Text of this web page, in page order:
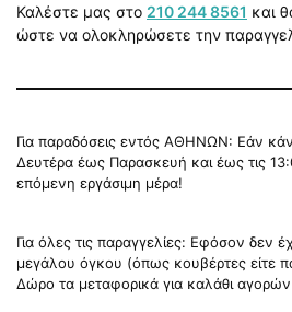
Καλέστε μας στο 210 244 8561 και
ώστε να ολοκληρώσετε την
Για παραδόσεις εντός ΑΘΗΝΩΝ: Εάν
Δευτέρα έως Παρασκευή και έως τις
επόμενη εργάσιμη μέρα!
Για όλες τις παραγγελίες: Εφόσον δεν
μεγάλου όγκου (όπως κουβέρτες είτε
Δώρο τα μεταφορικά για καλάθι